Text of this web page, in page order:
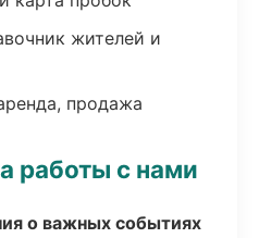
жителей и
продажа
работы с нами
о важных событиях